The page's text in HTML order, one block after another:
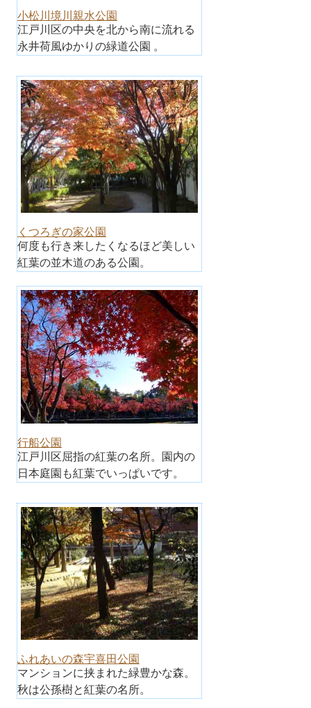
小松川境川親水公園
江戸川区の中央を北から南に流れる
永井荷風ゆかりの緑道公園 。
くつろぎの家公園
何度も行き来したくなるほど美しい
紅葉の並木道のある公園。
行船公園
江戸川区屈指の紅葉の名所。園内の
日本庭園も紅葉でいっぱいです。
ふれあいの森宇喜田公園
マンションに挟まれた緑豊かな森。
秋は公孫樹と紅葉の名所。